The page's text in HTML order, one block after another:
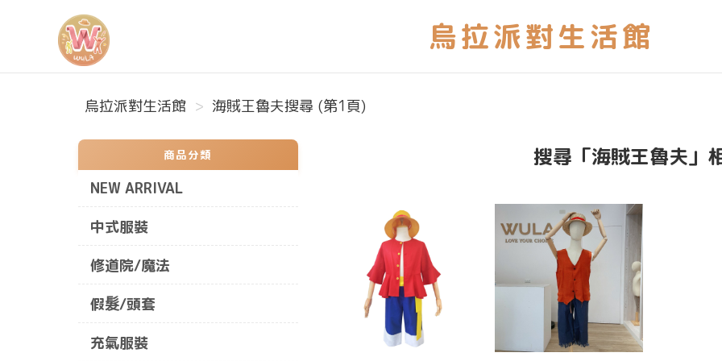
烏拉派對生活館
烏拉派對生活館 海賊王魯夫搜尋 (第1頁)
商品分類
NEW ARRIVAL
中式服裝
修道院/魔法
假髮/頭套
充氣服裝
搜尋「海賊王魯夫」